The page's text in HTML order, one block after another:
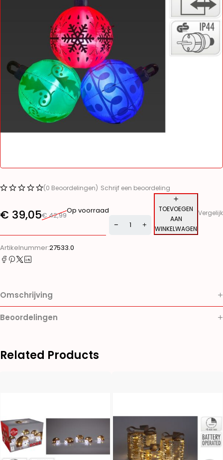
(0 Beoordelingen) Schrijf een beoordeling
€42,99
€ 39,05 Op voorraad
TOEVOEGEN
AAN
WINKELWAGEN
Vergelijk
Artikelnummer:27533.0
Omschrijving
Beoordelingen
Related Products